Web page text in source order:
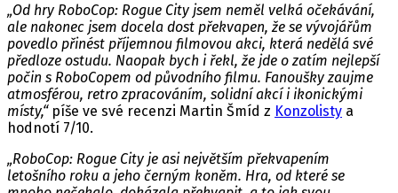
„Od hry RoboCop: Rogue City jsem neměl velká očekávání,
ale nakonec jsem docela dost překvapen, že se vývojářům
povedlo přinést příjemnou filmovou akci, která nedělá své
předloze ostudu. Naopak bych i řekl, že jde o zatím nejlepší
počin s RoboCopem od původního filmu. Fanoušky zaujme
atmosférou, retro zpracováním, solidní akcí i ikonickými
místy,“píše ve své recenzi Martin Šmíd z Konzolisty a
hodnotí 7/10.
„RoboCop: Rogue City je asi největším překvapením
letošního roku a jeho černým koněm. Hra, od které se